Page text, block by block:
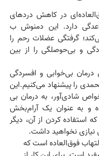
در کاهش دردهای
دارد. این دمنوش ب
گرفتگی عضلات رحم را
و بی‌حوصلگی را از بین
درمان بی‌خوابی و افسردگی
را پیشنهاد می‌کنیم.این
شادی‌آور، به درمان بی
و به عنوان یک آرام‌بخش
استفاده کردن از آن، دیگر
نیازی نخواهید داشت.
فوق‌‌العاده است که